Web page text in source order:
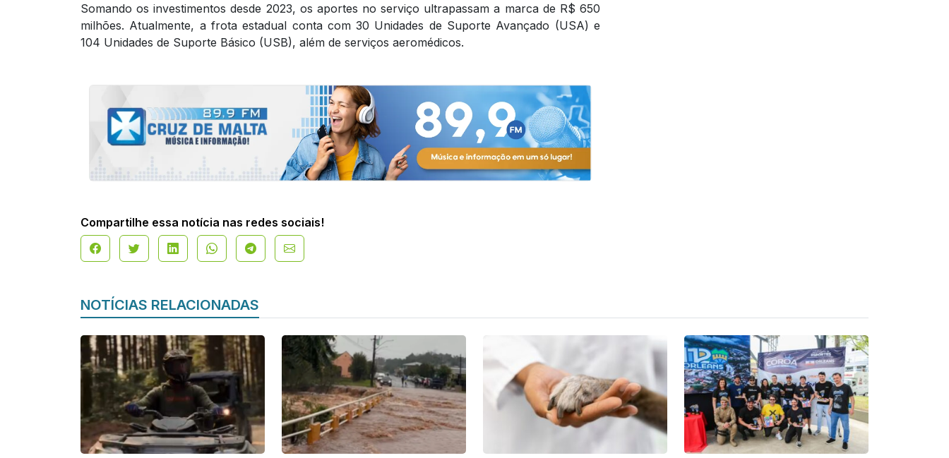
Somando os investimentos desde 2023, os aportes no serviço ultrapassam a marca de R$ 650
milhões. Atualmente, a frota estadual conta com 30 Unidades de Suporte Avançado (USA) e
104 Unidades de Suporte Básico (USB), além de serviços aeromédicos.
Compartilhe essa notícia nas redes sociais!
NOTÍCIAS RELACIONADAS